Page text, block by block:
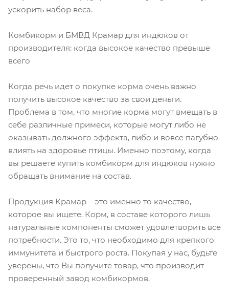
ускорить набор веса.
Комбикорм и БМВД Крамар для индюков от
производителя: когда высокое качество превыше
всего
Когда речь идет о покупке корма очень важно
получить высокое качество за свои деньги.
Проблема в том, что многие корма могут вмещать в
себе различные примеси, которые могут либо не
оказывать должного эффекта, либо и вовсе пагубно
влиять на здоровье птицы. Именно поэтому, когда
вы решаете купить комбикорм для индюков нужно
обращать внимание на состав.
Продукция Крамар – это именно то качество,
которое вы ищете. Корм, в составе которого лишь
натуральные компоненты сможет удовлетворить все
потребности. Это то, что необходимо для крепкого
иммунитета и быстрого роста. Покупая у нас, будьте
уверены, что Вы получите товар, что производит
проверенный завод комбикормов.